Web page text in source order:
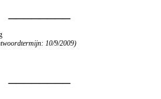
10/9/2009)